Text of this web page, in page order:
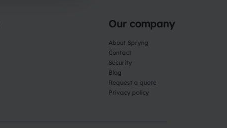
Our company
About Spryng
Contact
Security
Blog
Request a quote
Privacy policy